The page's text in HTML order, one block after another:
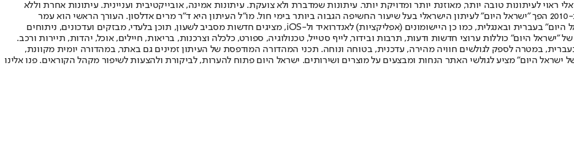
לעיתונות טובה יותר, מאוזנת יותר ומדויקת יותר. עיתונות שמדברת ולא צועקת. עיתונות אמינה, אובייקטיבית ועניינית. עיתונות אחרת וללא
תשלום. המהדורה המודפסת הראשונה פורסמה ב-30 ביולי 2007, וב-2010 הפך "ישראל היום" לעיתון הישראלי בעל שיעור החשיפה הגבוה ביותר בימי חול. מו"ל העיתון היא ד"ר מרים אדלסון. העורך הראשי הוא עמר
לחמנוביץ, והעורך המייסד הוא עמוס רגב. אתרי האינטרנט של "ישראל היום" בעברית ובאנגלית, כמו כן היישומונים (אפליקציות) לאנדרואיד ול-iOS, מציגים חדשות מסביב לשעון, תוכן בלעדי, מבזקים ועדכונים, ניתוחים
"ישראל היום" כוללות ערוצי חדשות ודעות, תרבות ובידור, לייף סטייל, טכנולוגיה, ספורט, כלכלה וצרכנות, בריאות, חיילים, אוכל, יהדות, תיירות ורכב.
בעברית, במטרה לספק לגולשים חוויה מהירה, עדכנית, בטוחה ונוחה. תכני המהדורה המודפסת של העיתון זמינים גם באתר, במהדורה יומית מקוונת,
ישראל היום" מציע לגולשי האתר הנחות ומבצעים על מוצרים ושירותים. ישראל היום פתוח להערות, לביקורת ולהצעות לשיפור מקהל הקוראים. פנו אלינו